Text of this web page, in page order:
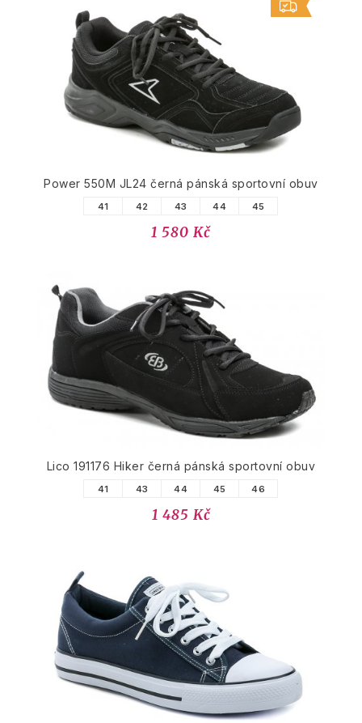
Power 550M JL24 černá pánská sportovní obuv
41 42 43 44 45
1 580 Kč
Lico 191176 Hiker černá pánská sportovní obuv
41 43 44 45 46
1 485 Kč